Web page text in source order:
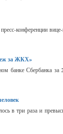
конференции вице-
за ЖКХ»
банке Сбербанка за
в три раза и